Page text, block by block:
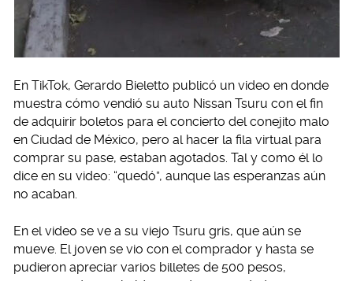
En TikTok, Gerardo Bieletto publicó un video en donde
muestra cómo vendió su auto Nissan Tsuru con el fin
de adquirir boletos para el concierto del conejito malo
en Ciudad de México, pero al hacer la fila virtual para
comprar su pase, estaban agotados. Tal y como él lo
dice en su video: “quedó”, aunque las esperanzas aún
no acaban.
En el video se ve a su viejo Tsuru gris, que aún se
mueve. El joven se vio con el comprador y hasta se
pudieron apreciar varios billetes de 500 pesos,